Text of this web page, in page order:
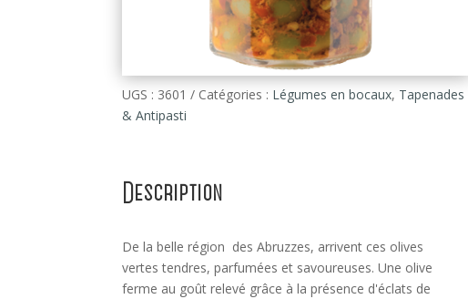
UGS : 3601 Catégories : Légumes en bocaux, Tapenades
& Antipasti
Description
De la belle région des Abruzzes, arrivent ces olives
vertes tendres, parfumées et savoureuses. Une olive
ferme au goût relevé grâce à la présence d'éclats de